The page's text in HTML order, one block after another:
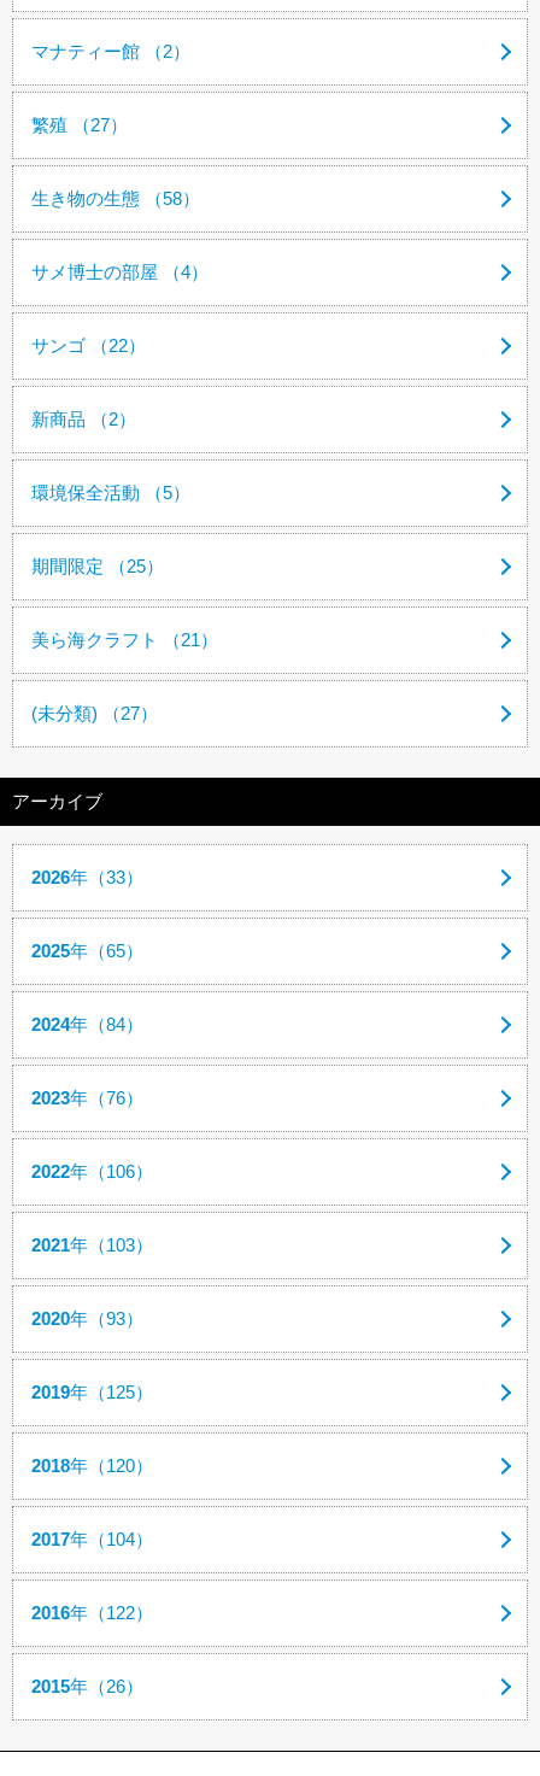
マナティー館 （2）
繁殖 （27）
生き物の生態 （58）
サメ博士の部屋 （4）
サンゴ （22）
新商品 （2）
環境保全活動 （5）
期間限定 （25）
美ら海クラフト （21）
(未分類) （27）
アーカイブ
2026年（33）
2025年（65）
2024年（84）
2023年（76）
2022年（106）
2021年（103）
2020年（93）
2019年（125）
2018年（120）
2017年（104）
2016年（122）
2015年（26）